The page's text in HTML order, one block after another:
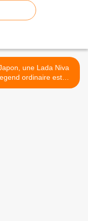
une Lada Niva
ordinaire est
2,1 millions de